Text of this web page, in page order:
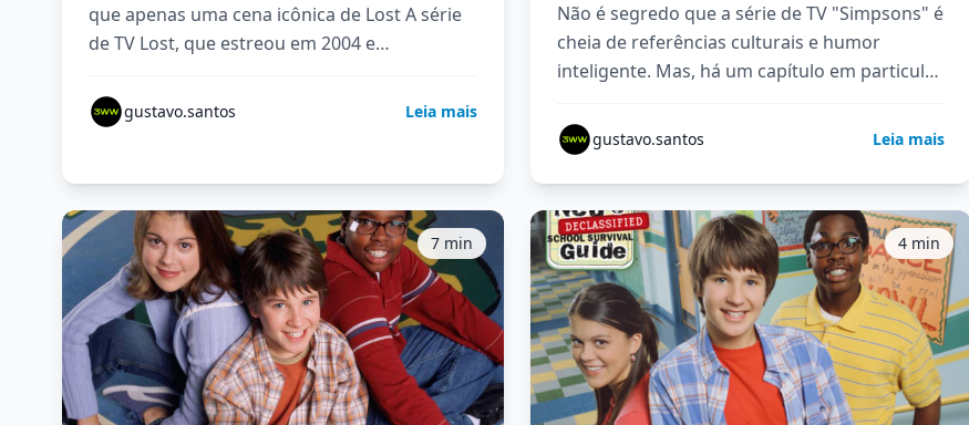
que apenas uma cena icônica de Lost A série
de TV Lost, que estreou em 2004 e…
gustavo.santos Leia mais
Não é segredo que a série de TV "Simpsons" é
cheia de referências culturais e humor
inteligente. Mas, há um capítulo em particular
gustavo.santos Leia mais
7 min 4 min